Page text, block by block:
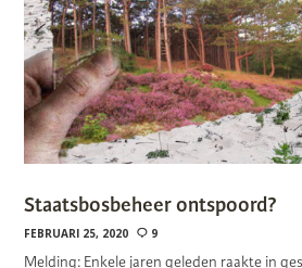
Staatsbosbeheer ontspoord?
FEBRUARI 25, 2020 9
Melding: Enkele jaren geleden raakte in